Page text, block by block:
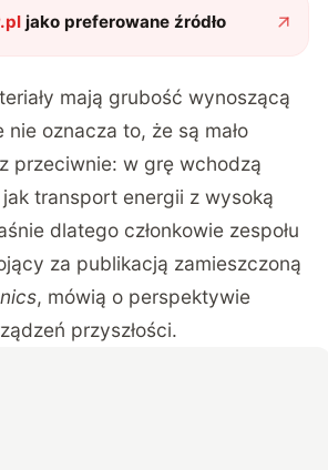
jako preferowane źródło
mają grubość wynoszącą
nie oznacza to, że są mało
przeciwnie: w grę wchodzą
transport energii z wysoką
dlatego członkowie zespołu
za publikacją zamieszczoną
, mówią o perspektywie
przyszłości.